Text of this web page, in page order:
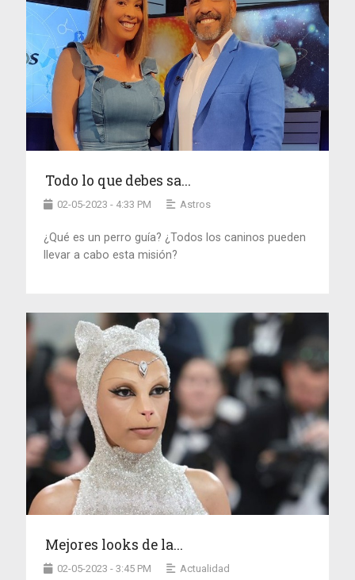
Todo lo que debes sa...
02-05-2023 - 4:33 PM Astros
¿Qué es un perro guía? ¿Todos los caninos pueden
llevar a cabo esta misión?
Mejores looks de la...
02-05-2023 - 3:45 PM Actualidad